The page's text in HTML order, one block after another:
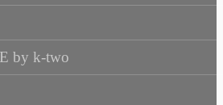
by k-two